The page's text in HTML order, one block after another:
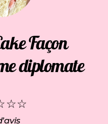
Façon
diplomate
☆
☆